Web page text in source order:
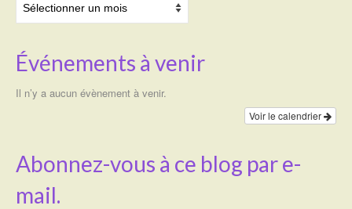
Événements à venir
Il n’y a aucun évènement à venir.
Voir le calendrier
Abonnez-vous à ce blog par e-
mail.